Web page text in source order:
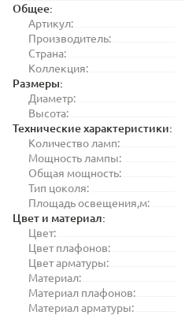
Общее:
Артикул:
Производитель:
Страна:
Коллекция:
Размеры:
Диаметр:
Высота:
Технические характеристики:
Количество ламп:
Мощность лампы:
Общая мощность:
Тип цоколя:
Площадь освещения,м:
Цвет и материал:
Цвет:
Цвет плафонов:
Цвет арматуры:
Материал:
Материал плафонов:
Материал арматуры: